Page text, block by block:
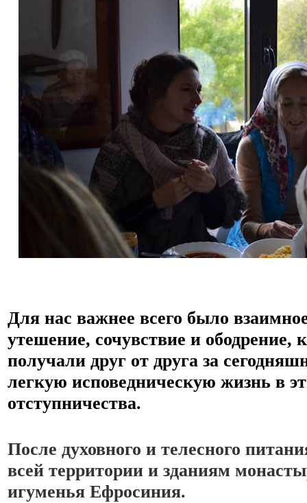
Для нас важнее всего было
утешение, сочувствие и ободрение,
получали друг от друга за
легкую исповедническую жизнь в
отступничества.
После духовного и телесного
всей территории и зданиям
игуменья Ефросиния.